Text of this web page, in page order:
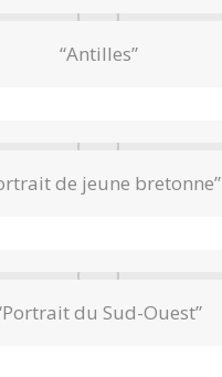
“Antilles”
de jeune bretonne”
du Sud-Ouest”